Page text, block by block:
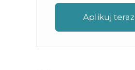
Aplikuj teraz